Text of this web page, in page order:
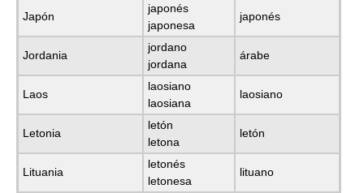
Japón
japonés
japonesa
japonés
Jordania
jordano
jordana
árabe
Laos
laosiano
laosiana
laosiano
Letonia
letón
letona
letón
Lituania
letonés
letonesa
lituano